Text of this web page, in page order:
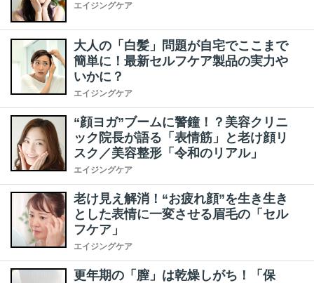
エイジングケア
大人の「白髪」問題が自宅でここまで
簡単に！最新セルフケア製品の実力や
いかに？
エイジングケア
“顔ヨガ”ブームに警鐘！？美容クリニ
ック院長が語る「表情筋」と老け顔リ
スク／美容整形「令和のリアル」
エイジングケア
老け見え解消！“お疲れ顔”を生き生き
とした表情に一変させる眉毛の「セル
フケア」
エイジングケア
更年期の「膣」は乾燥しがち！「保